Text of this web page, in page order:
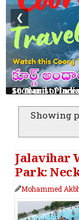
10 Tourist Places to Visit in Coorg - తెలుగులో కూర్గ్ ట్రిప్ - Scotland of
❮
Showing
Jalavihar
Park:
Mohammed